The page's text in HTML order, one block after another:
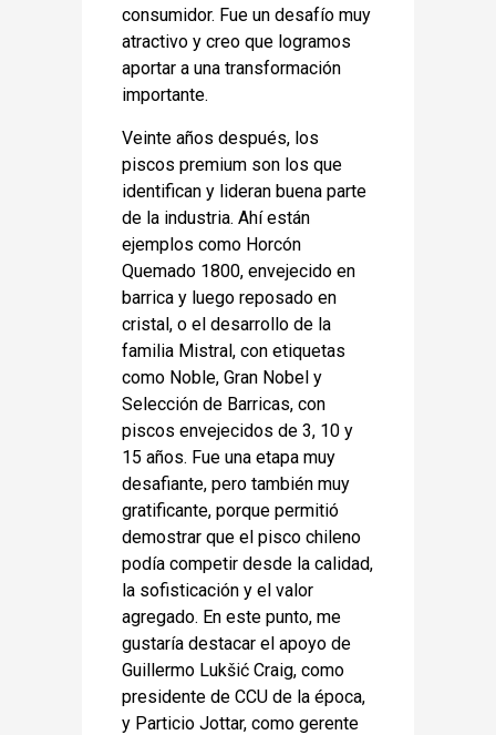
consumidor. Fue un desafío muy
atractivo y creo que logramos
aportar a una transformación
importante.
Veinte años después, los
piscos premium son los que
identifican y lideran buena parte
de la industria. Ahí están
ejemplos como Horcón
Quemado 1800, envejecido en
barrica y luego reposado en
cristal, o el desarrollo de la
familia Mistral, con etiquetas
como Noble, Gran Nobel y
Selección de Barricas, con
piscos envejecidos de 3, 10 y
15 años. Fue una etapa muy
desafiante, pero también muy
gratificante, porque permitió
demostrar que el pisco chileno
podía competir desde la calidad,
la sofisticación y el valor
agregado. En este punto, me
gustaría destacar el apoyo de
Guillermo Lukšić Craig, como
presidente de CCU de la época,
y Particio Jottar, como gerente